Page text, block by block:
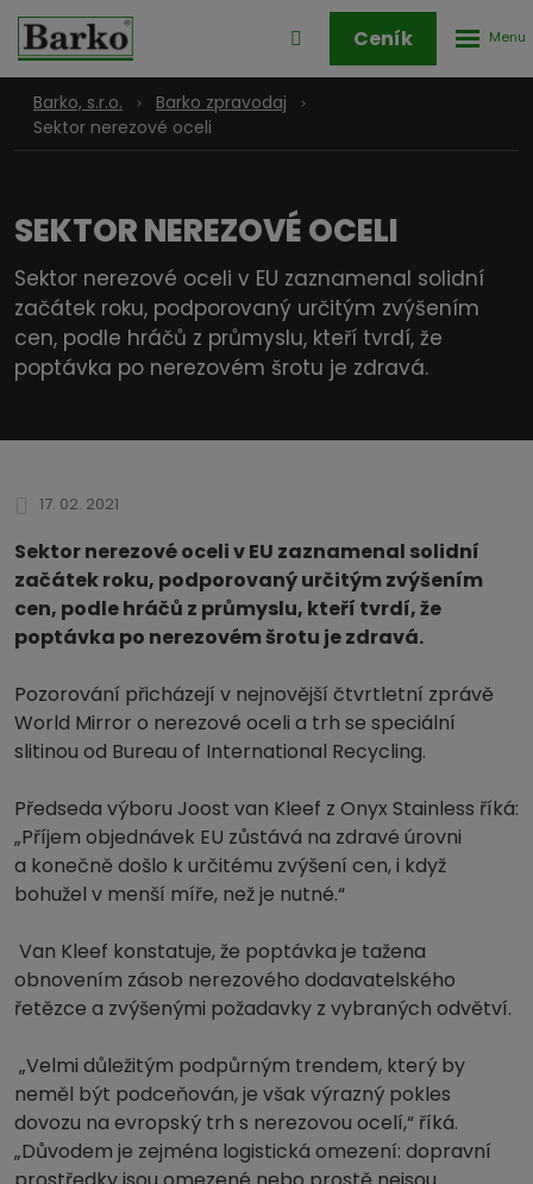
Přihlášení
Ceník
Barko, s.r.o.
Barko zpravodaj
Sektor nerezové oceli
SEKTOR NEREZOVÉ OCELI
Sektor nerezové oceli v EU zaznamenal solidní
začátek roku, podporovaný určitým zvýšením
cen, podle hráčů z průmyslu, kteří tvrdí, že
poptávka po nerezovém šrotu je zdravá.
17. 02. 2021
Sektor nerezové oceli v EU zaznamenal solidní
začátek roku, podporovaný určitým zvýšením
cen, podle hráčů z průmyslu, kteří tvrdí, že
poptávka po nerezovém šrotu je zdravá.
Pozorování přicházejí v nejnovější čtvrtletní zprávě
World Mirror o nerezové oceli a trh se speciální
slitinou od Bureau of International Recycling.
Předseda výboru Joost van Kleef z Onyx Stainless říká:
„Příjem objednávek EU zůstává na zdravé úrovni
a konečně došlo k určitému zvýšení cen, i když
bohužel v menší míře, než je nutné.“
Van Kleef konstatuje, že poptávka je tažena
obnovením zásob nerezového dodavatelského
řetězce a zvýšenými požadavky z vybraných odvětví.
„Velmi důležitým podpůrným trendem, který by
neměl být podceňován, je však výrazný pokles
dovozu na evropský trh s nerezovou ocelí,“ říká.
„Důvodem je zejména logistická omezení: dopravní